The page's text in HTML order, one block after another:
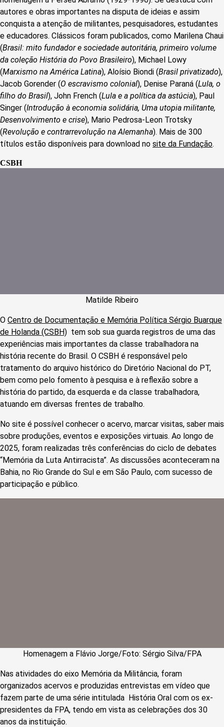
autores e obras importantes na disputa de ideias e assim
conquista a atenção de militantes, pesquisadores, estudantes
e educadores. Clássicos foram publicados, como Marilena Chaui
(Brasil: mito fundador e sociedade autoritária, primeiro volume
da coleção História do Povo Brasileiro), Michael Lowy
(Marxismo na América Latina), Aloísio Biondi (Brasil privatizado),
Jacob Gorender (O escravismo colonial), Denise Paraná (Lula, o
filho do Brasil), John French (Lula e a política da astúcia), Paul
Singer (Introdução à economia solidária, Uma utopia militante,
Desenvolvimento e crise), Mario Pedrosa-Leon Trotsky
(Revolução e contrarrevolução na Alemanha). Mais de 300
títulos estão disponíveis para download no site da Fundação.
CSBH
Matilde Ribeiro
O Centro de Documentação e Memória Política Sérgio Buarque
de Holanda (CSBH) tem sob sua guarda registros de uma das
experiências mais importantes da classe trabalhadora na
história recente do Brasil. O CSBH é responsável pelo
tratamento do arquivo histórico do Diretório Nacional do PT,
bem como pelo fomento à pesquisa e à reflexão sobre a
história do partido, da esquerda e da classe trabalhadora,
atuando em diversas frentes de trabalho.
No site é possível conhecer o acervo, marcar visitas, saber mais
sobre produções, eventos e exposições virtuais. Ao longo de
2025, foram realizadas três conferências do ciclo de debates
“Memória da Luta Antirracista”. As discussões aconteceram na
Bahia, no Rio Grande do Sul e em São Paulo, com sucesso de
participação e público.
Homenagem a Flávio Jorge/Foto: Sérgio Silva/FPA
Nas atividades do eixo Memória da Militância, foram
organizados acervos e produzidas entrevistas em vídeo que
fazem parte de uma série intitulada História Oral com os ex-
presidentes da FPA, tendo em vista as celebrações dos 30
anos da instituição.